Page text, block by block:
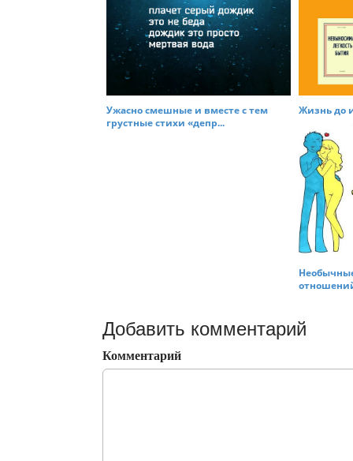
Ужасно смешные и вместе с тем
грустные стихи «депр...
Жизнь до
Добавить комментарий
Комментарий